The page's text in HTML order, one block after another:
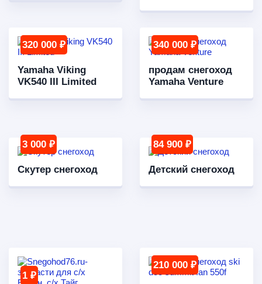
320 000 ₽
Yamaha Viking
VK540 III Limited
340 000 ₽
продам снегоход
Yamaha Venture
3 000 ₽
Скутер снегоход
84 900 ₽
Детский снегоход
1 ₽
210 000 ₽